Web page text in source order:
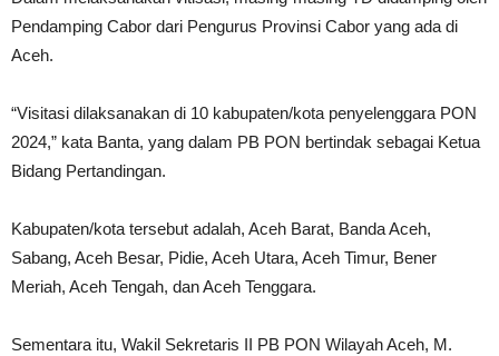
Pendamping Cabor dari Pengurus Provinsi Cabor yang ada di
Aceh.
“Visitasi dilaksanakan di 10 kabupaten/kota penyelenggara PON
2024,” kata Banta, yang dalam PB PON bertindak sebagai Ketua
Bidang Pertandingan.
Kabupaten/kota tersebut adalah, Aceh Barat, Banda Aceh,
Sabang, Aceh Besar, Pidie, Aceh Utara, Aceh Timur, Bener
Meriah, Aceh Tengah, dan Aceh Tenggara.
Sementara itu, Wakil Sekretaris II PB PON Wilayah Aceh, M.